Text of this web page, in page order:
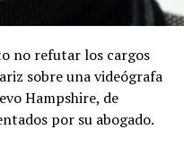
no refutar los cargos
sobre una videógrafa
Hampshire, de
por su abogado.